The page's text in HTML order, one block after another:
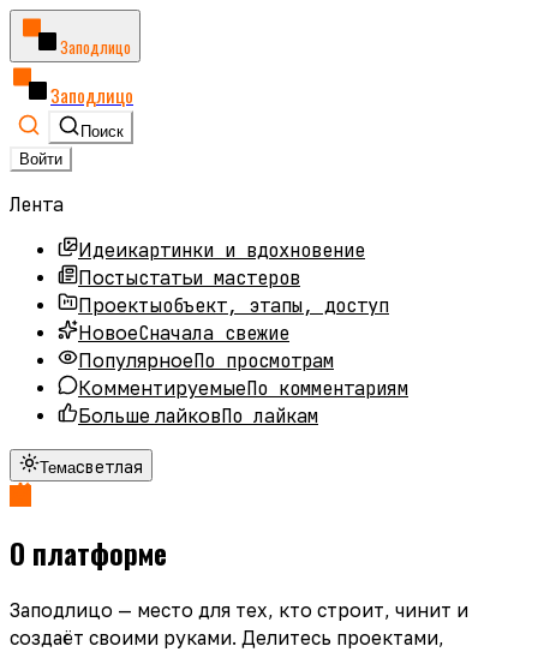
Заподлицо
Заподлицо
Поиск
Войти
Лента
Идеикартинки и вдохновение
Постыстатьи мастеров
Проектыобъект, этапы, доступ
НовоеСначала свежие
ПопулярноеПо просмотрам
КомментируемыеПо комментариям
Больше лайковПо лайкам
Темасветлая
О платформе
Заподлицо — место для тех, кто строит, чинит и
создаёт своими руками. Делитесь проектами,